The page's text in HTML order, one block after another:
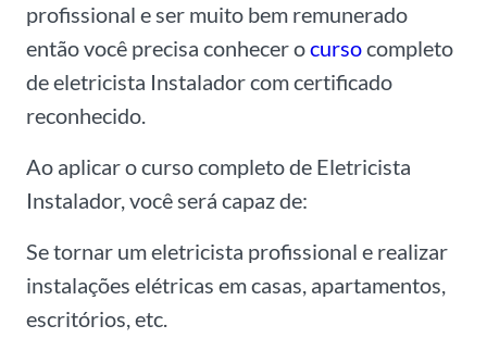
profissional e ser muito bem remunerado
então você precisa conhecer ocursocompleto
de eletricista Instalador com certificado
reconhecido.
Ao aplicar o curso completo de Eletricista
Instalador, você será capaz de:
Se tornar um eletricista profissional e realizar
instalações elétricas em casas, apartamentos,
escritórios, etc.